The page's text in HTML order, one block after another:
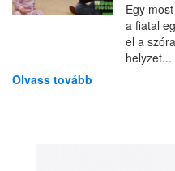
Egy
a fiatal
el a
helyzet...
Olvass tovább